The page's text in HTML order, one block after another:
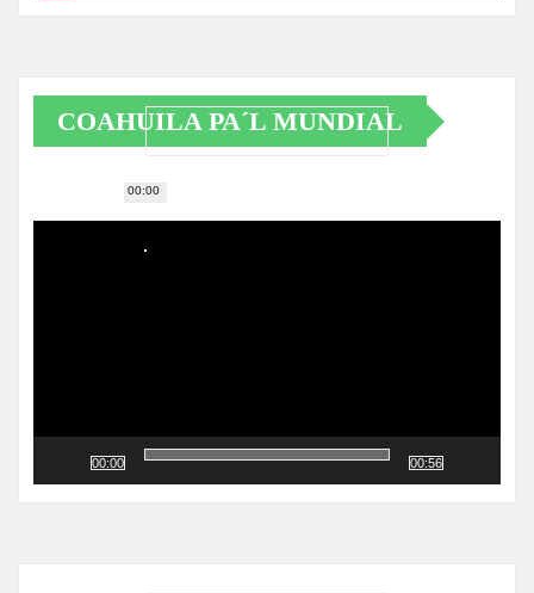
00:00
COAHUILA PA´L MUNDIAL
Reproductor
00:00 00:56